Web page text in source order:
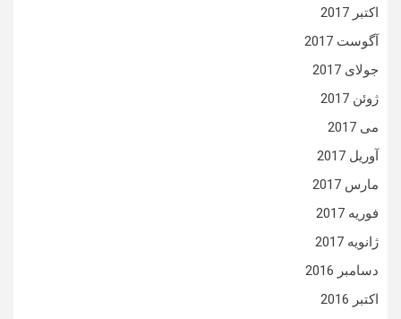
اکتبر 2017
آگوست 2017
جولای 2017
ژوئن 2017
می 2017
آوریل 2017
مارس 2017
فوریه 2017
ژانویه 2017
دسامبر 2016
اکتبر 2016